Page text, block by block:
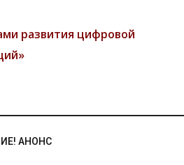
развития цифровой
АНОНС